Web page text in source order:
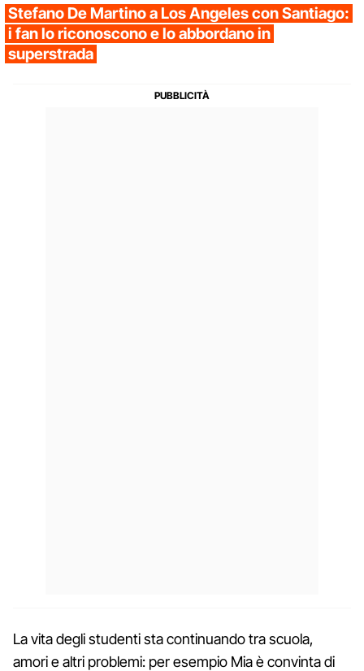
Stefano De Martino a Los Angeles con Santiago:
i fan lo riconoscono e lo abbordano in
superstrada
La vita degli studenti sta continuando tra scuola,
amori e altri problemi: per esempio Mia è convinta di